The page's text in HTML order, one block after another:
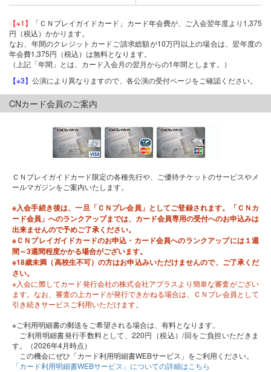
【※1】
「ＣＮプレイガイドカード」カード年会費が、ご入会翌年度より1,375
円（税込）かかります。
なお、年間のクレジットカードご請求総額が10万円以上の場合は、翌年度の
年会費1,375円（税込）は無料となります。
（上記「年間」とは、カード入会月の翌月からの1年間とします。）
【※3】 公演により異なりますので、各公演の受付ページをご確認ください。
CNカード会員のご案内
ＣＮプレイガイドカード限定の各種先行や、ご優待チケットのサービスやメ
ールマガジンをご案内いたします。
※入会手続き後は、一旦「ＣＮプレ会員」としてご登録されます。「ＣＮカ
ード会員」へのランクアップまでは、カード会員専用の受付へのお申込みは
出来ませんので予めご了承ください。
※ＣＮプレイガイドカードのお申込・カード会員へのランクアップには１週
間～3週間程度かかる場合がございます。
※18歳未満（高校生不可）の方はお申込みいただけませんので、ご了承くだ
さい。
※入会に際してカード発行会社の株式会社アプラスより簡単な審査がござい
ます。なお、審査の上カードが発行できかねる場合は、ＣＮプレ会員として
引き続きサービスご利用いただけます。
※ご利用明細書の郵送をご希望される場合は、有料となります。
ご利用明細書発行手数料として、220円（税込）/回をご負担いただきま
す。（2026年4月時点）
この機会にぜひ「カード利用明細書WEBサービス」をご利用ください。
「カード利用明細書WEBサービス」についての詳細はこちら